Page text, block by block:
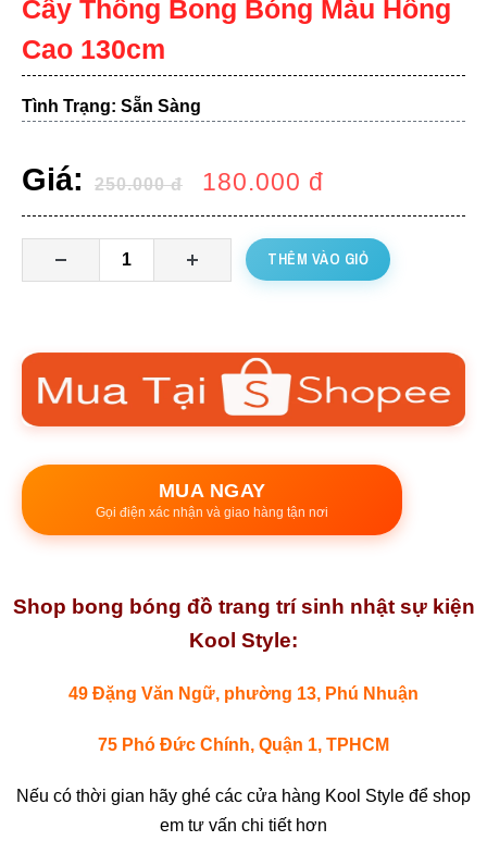
Cây Thông Bong Bóng Màu Hồng
Cao 130cm
Tình Trạng: Sẵn Sàng
Giá: 250.000đ 180.000 đ
THÊM VÀO GIỎ
MUA NGAY
Gọi điện xác nhận và giao hàng tận nơi
Shop bong bóng đồ trang trí sinh nhật sự kiện
Kool Style:
49 Đặng Văn Ngữ, phường 13, Phú Nhuận
75 Phó Đức Chính, Quận 1, TPHCM
Nếu có thời gian hãy ghé các cửa hàng Kool Style để shop
em tư vấn chi tiết hơn